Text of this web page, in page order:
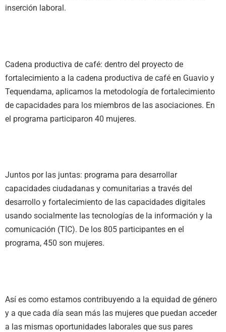
inserción laboral.
Cadena productiva de café: dentro del proyecto de
fortalecimiento a la cadena productiva de café en Guavio y
Tequendama, aplicamos la metodología de fortalecimiento
de capacidades para los miembros de las asociaciones. En
el programa participaron 40 mujeres.
Juntos por las juntas: programa para desarrollar
capacidades ciudadanas y comunitarias a través del
desarrollo y fortalecimiento de las capacidades digitales
usando socialmente las tecnologías de la información y la
comunicación (TIC). De los 805 participantes en el
programa, 450 son mujeres.
Así es como estamos contribuyendo a la equidad de género
y a que cada día sean más las mujeres que puedan acceder
a las mismas oportunidades laborales que sus pares